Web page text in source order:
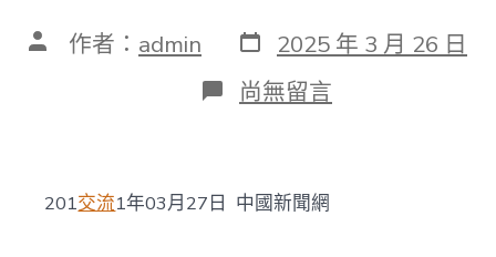
文 作者： admin 發
表
日
期
2025 年 3 月 26 日
在
〈找
聚
尚無留言
201交流1年03月27日 中國新聞網